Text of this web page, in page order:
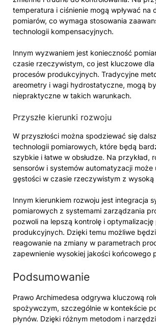
temperatura i ciśnienie mogą wpływać na
pomiarów, co wymaga stosowania
technologii kompensacyjnych.
Innym wyzwaniem jest konieczność
czasie rzeczywistym, co jest kluczowe
procesów produkcyjnych. Tradycyjne
areometry i wagi hydrostatyczne, mogą
niepraktyczne w takich warunkach.
Przyszłe kierunki rozwoju
W przyszłości można spodziewać się
technologii pomiarowych, które będą
szybkie i łatwe w obsłudze. Na przykład,
sensorów i systemów automatyzacji może
gęstości w czasie rzeczywistym z wysoką
Innym kierunkiem rozwoju jest integracja
pomiarowych z systemami zarządzania
pozwoli na lepszą kontrolę i optymalizację
produkcyjnych. Dzięki temu możliwe
reagowanie na zmiany w parametrach
zapewnienie wysokiej jakości końcowego
Podsumowanie
Prawo Archimedesa odgrywa kluczową
spożywczym, szczególnie w kontekście
płynów. Dzięki różnym metodom i